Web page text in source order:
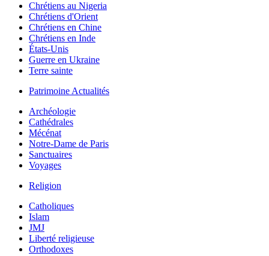
Chrétiens au Nigeria
Chrétiens d'Orient
Chrétiens en Chine
Chrétiens en Inde
États-Unis
Guerre en Ukraine
Terre sainte
Patrimoine Actualités
Archéologie
Cathédrales
Mécénat
Notre-Dame de Paris
Sanctuaires
Voyages
Religion
Catholiques
Islam
JMJ
Liberté religieuse
Orthodoxes